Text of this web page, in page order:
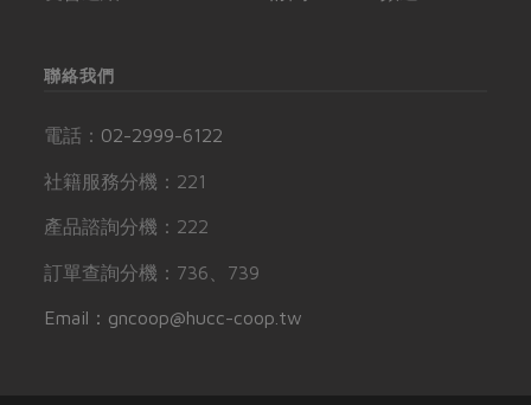
聯絡我們
電話： 02-2999-6122
社籍服務分機：221
產品諮詢分機：222
訂單查詢分機：736、739
Email：gncoop@hucc-coop.tw